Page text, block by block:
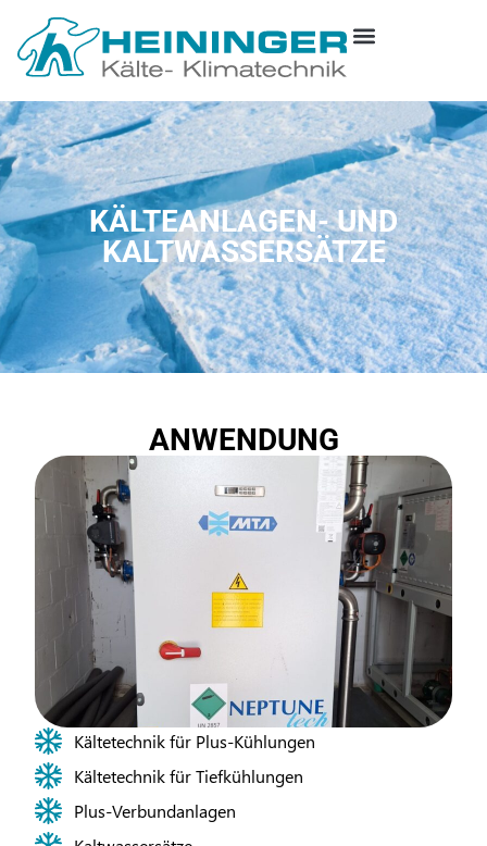
KÄLTEANLAGEN- UND
KALTWASSERSÄTZE
ANWENDUNG
Kältetechnik für Plus-Kühlungen
Kältetechnik für Tiefkühlungen
Plus-Verbundanlagen